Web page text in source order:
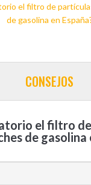
CONSEJOS
el filtro
de gasolina